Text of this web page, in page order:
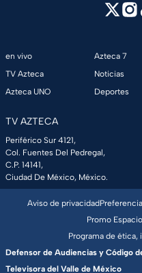
en vivo
TV Azteca
Azteca UNO
Azteca 7
Noticias
Deportes
TV AZTECA
Periférico Sur 4121,
Col. Fuentes Del Pedregal,
C.P. 14141,
Ciudad De México, México.
Aviso de privacidad
Promo Espacio
Programa de
Defensor de Audiencias y Código
Televisora del Valle de México